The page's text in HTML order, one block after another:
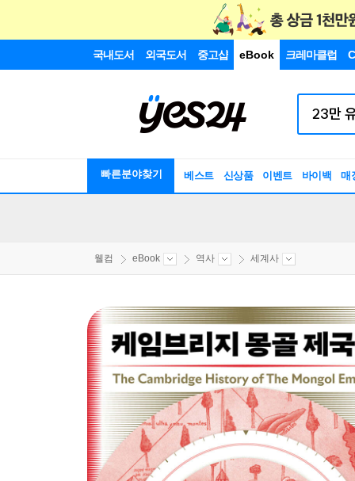
국내도서 외국도서 중고샵 eBook 크레마클럽
빠른분야찾기 베스트 신상품 이벤트 바이백 매
웰컴 eBook 역사 세계사